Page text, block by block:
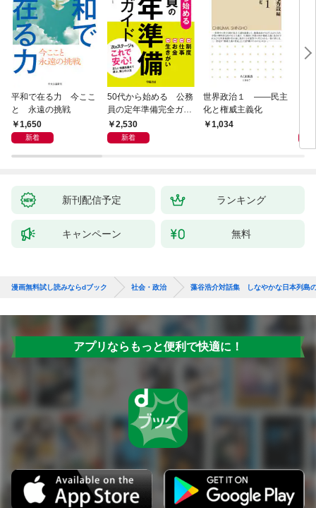
平和で在る力 今ここ
と 永遠の挑戦
1,650
新着
50代から始める 公務
員の定年準備完全ガイ
ド2,530
新着
世界政治１ ――民主
化と権威主義化
1,034
新刊配信予定 ランキング
キャンペーン 無料
漫画無料試し読みならdブック 社会・政治 藻谷浩介対話集 しなやかな日本列島
アプリならもっと便利で快適に！